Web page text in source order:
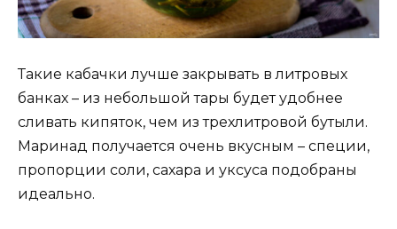
Такие кабачки лучше закрывать в литровых
банках – из небольшой тары будет удобнее
сливать кипяток, чем из трехлитровой бутыли.
Маринад получается очень вкусным – специи,
пропорции соли, сахара и уксуса подобраны
идеально.